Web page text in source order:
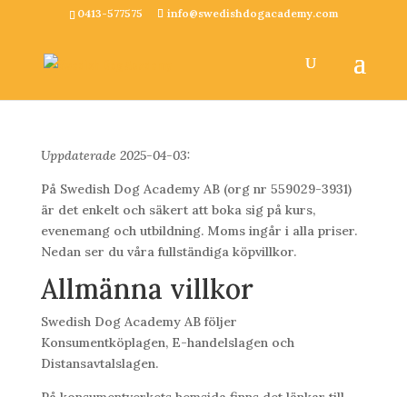
0413-577575 info@swedishdogacademy.com
Uppdaterade 2025-04-03:
På Swedish Dog Academy AB (org nr 559029-3931)
är det enkelt och säkert att boka sig på kurs,
evenemang och utbildning. Moms ingår i alla priser.
Nedan ser du våra fullständiga köpvillkor.
Allmänna villkor
Swedish Dog Academy AB följer
Konsumentköplagen, E-handelslagen och
Distansavtalslagen.